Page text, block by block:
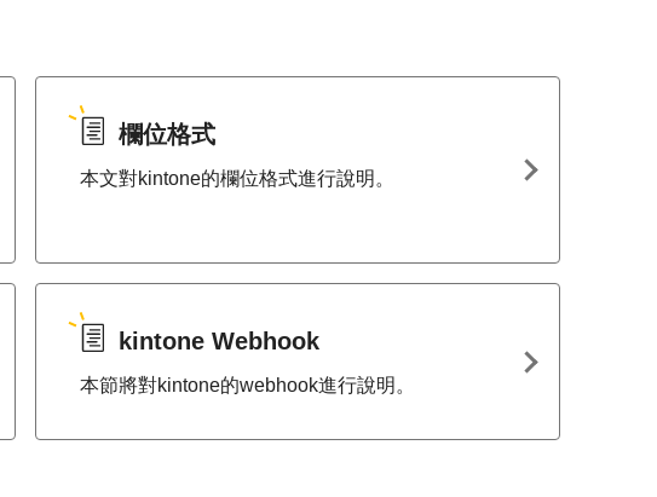
欄位格式
本文對kintone的欄位格式進行說明。
kintone Webhook
本節將對kintone的webhook進行說明。